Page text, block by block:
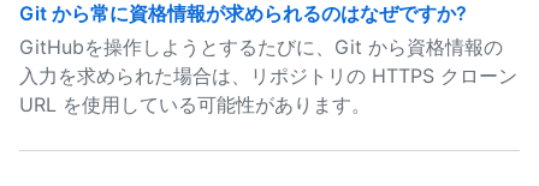
Git から常に資格情報が求められるのはなぜですか?
GitHubを操作しようとするたびに、Git から資格情報の
入力を求められた場合は、リポジトリの HTTPS クローン
URL を使用している可能性があります。